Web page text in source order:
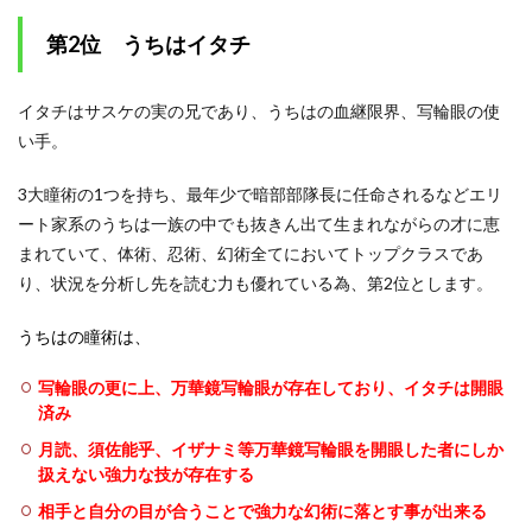
第2位 うちはイタチ
イタチはサスケの実の兄であり、うちはの血継限界、写輪眼の使
い手。
3大瞳術の1つを持ち、最年少で暗部部隊長に任命されるなどエリ
ート家系のうちは一族の中でも抜きん出て生まれながらの才に恵
まれていて、体術、忍術、幻術全てにおいてトップクラスであ
り、状況を分析し先を読む力も優れている為、第2位とします。
うちはの瞳術は、
写輪眼の更に上、万華鏡写輪眼が存在しており、イタチは開眼
済み
月読、須佐能乎、イザナミ等万華鏡写輪眼を開眼した者にしか
扱えない強力な技が存在する
相手と自分の目が合うことで強力な幻術に落とす事が出来る